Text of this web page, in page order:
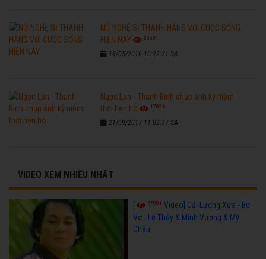
NỮ NGHỆ SĨ THANH HẰNG VỚI CUỘC SỐNG
HIỆN NAY
32581
18/05/2016 10:22:21 SA
Ngọc Lan - Thanh Bình chụp ảnh kỷ niệm
thời hẹn hò
17826
21/09/2017 11:02:37 SA
VIDEO XEM NHIỀU NHẤT
[ 67091 Video] Cải Lương Xưa - Bơ
Vơ - Lệ Thủy & Minh Vương & Mỹ
Châu